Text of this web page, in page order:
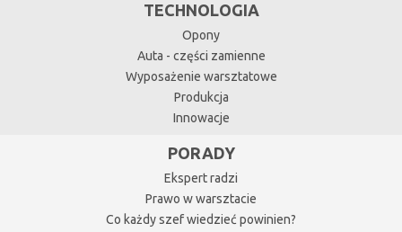
TECHNOLOGIA
Opony
Auta - części zamienne
Wyposażenie warsztatowe
Produkcja
Innowacje
PORADY
Ekspert radzi
Prawo w warsztacie
Co każdy szef wiedzieć powinien?